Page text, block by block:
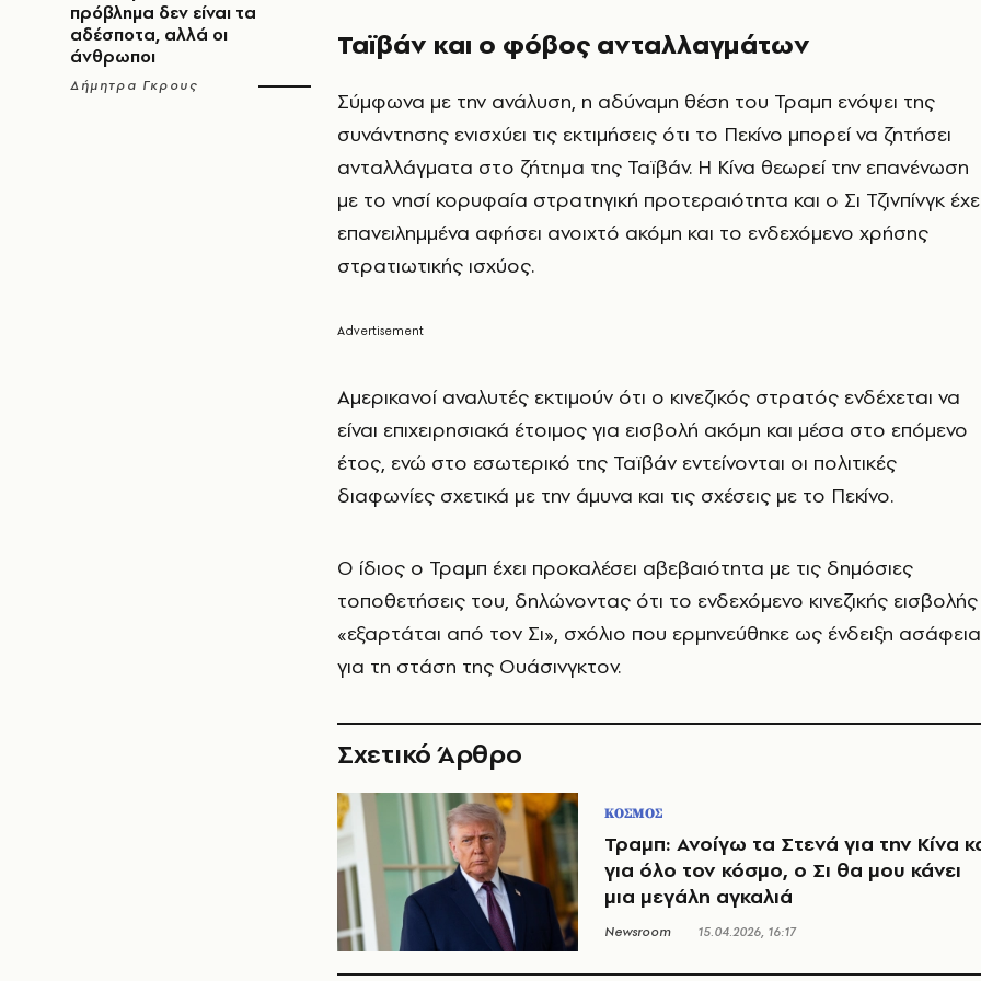
πρόβλημα δεν είναι τα
αδέσποτα, αλλά οι
άνθρωποι
Δήμητρα Γκρους
Ταϊβάν και ο φόβος ανταλλαγμάτων
Σύμφωνα με την ανάλυση, η αδύναμη θέση του Τραμπ ενόψει της
συνάντησης ενισχύει τις εκτιμήσεις ότι το Πεκίνο μπορεί να ζητήσει
ανταλλάγματα στο ζήτημα της Ταϊβάν. Η Κίνα θεωρεί την επανένωση
με το νησί κορυφαία στρατηγική προτεραιότητα και ο Σι Τζινπίνγκ
επανειλημμένα αφήσει ανοιχτό ακόμη και το ενδεχόμενο χρήσης
στρατιωτικής ισχύος.
Αμερικανοί αναλυτές εκτιμούν ότι ο κινεζικός στρατός ενδέχεται να
είναι επιχειρησιακά έτοιμος για εισβολή ακόμη και μέσα στο επόμενο
έτος, ενώ στο εσωτερικό της Ταϊβάν εντείνονται οι πολιτικές
διαφωνίες σχετικά με την άμυνα και τις σχέσεις με το Πεκίνο.
Ο ίδιος ο Τραμπ έχει προκαλέσει αβεβαιότητα με τις δημόσιες
τοποθετήσεις του, δηλώνοντας ότι το ενδεχόμενο κινεζικής εισβολής
«εξαρτάται από τον Σι», σχόλιο που ερμηνεύθηκε ως ένδειξη
για τη στάση της Ουάσινγκτον.
Σχετικό Άρθρο
ΚΟΣΜΟΣ
Τραμπ: Ανοίγω τα Στενά για την Κίνα
για όλο τον κόσμο, ο Σι θα μου κάνει
μια μεγάλη αγκαλιά
Newsroom 15.04.2026, 16:17